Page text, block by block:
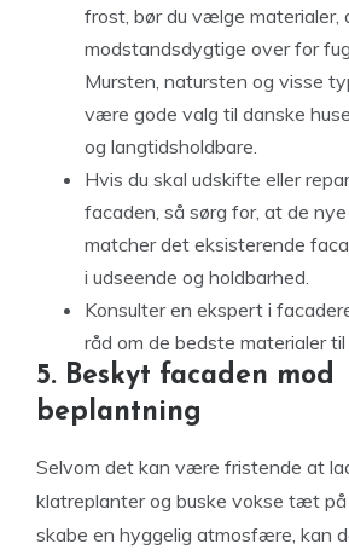
frost, bør du vælge materialer,
modstandsdygtige over for
Mursten, natursten og visse
være gode valg til danske
og langtidsholdbare.
Hvis du skal udskifte eller
facaden, så sørg for, at de
matcher det eksisterende
i udseende og holdbarhed.
Konsulter en ekspert i
råd om de bedste materialer
5. Beskyt facaden mod
beplantning
Selvom det kan være fristende at
klatreplanter og buske vokse tæt
skabe en hyggelig atmosfære, kan